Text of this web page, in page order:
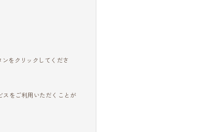
をクリックしてくださ
をご利用いただくことが